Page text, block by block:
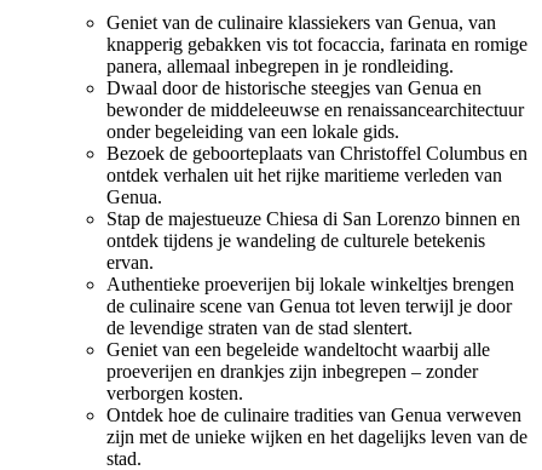
Geniet van de culinaire klassiekers van Genua, van
knapperig gebakken vis tot focaccia, farinata en romige
panera, allemaal inbegrepen in je rondleiding.
Dwaal door de historische steegjes van Genua en
bewonder de middeleeuwse en renaissancearchitectuur
onder begeleiding van een lokale gids.
Bezoek de geboorteplaats van Christoffel Columbus en
ontdek verhalen uit het rijke maritieme verleden van
Genua.
Stap de majestueuze Chiesa di San Lorenzo binnen en
ontdek tijdens je wandeling de culturele betekenis
ervan.
Authentieke proeverijen bij lokale winkeltjes brengen
de culinaire scene van Genua tot leven terwijl je door
de levendige straten van de stad slentert.
Geniet van een begeleide wandeltocht waarbij alle
proeverijen en drankjes zijn inbegrepen – zonder
verborgen kosten.
Ontdek hoe de culinaire tradities van Genua verweven
zijn met de unieke wijken en het dagelijks leven van de
stad.